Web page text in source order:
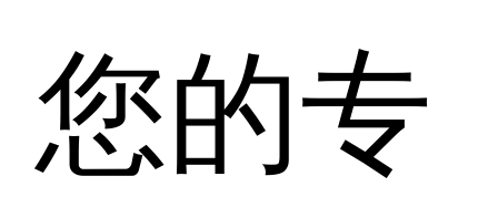
您的专